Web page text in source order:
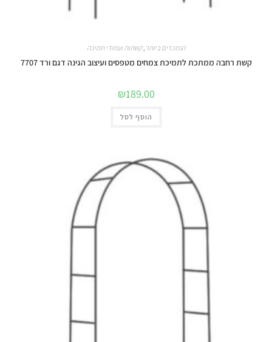
הנמכרים ביותר,קשתות ועמודי תמיכה
קשת רחבה ממתכת לתמיכת צמחים מטפסים ועיצוב הגינה דגם ורד 7707
₪189.00
הוסף לסל